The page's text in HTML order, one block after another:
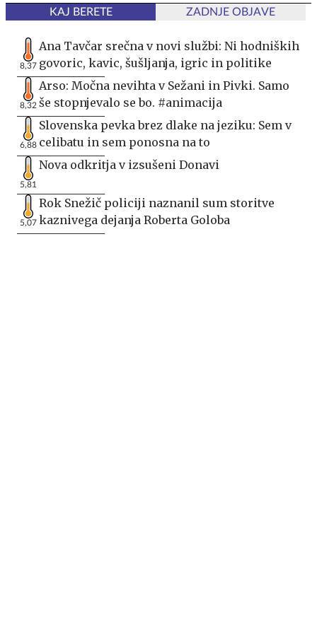
KAJ BERETE ZADNJE OBJAVE
8,37
Ana Tavčar srečna v novi službi: Ni hodniških
govoric, kavic, šušljanja, igric in politike
8,32
Arso: Močna nevihta v Sežani in Pivki. Samo
še stopnjevalo se bo. #animacija
6,88
Slovenska pevka brez dlake na jeziku: Sem v
celibatu in sem ponosna na to
5,81
Nova odkritja v izsušeni Donavi
5,07
Rok Snežič policiji naznanil sum storitve
kaznivega dejanja Roberta Goloba